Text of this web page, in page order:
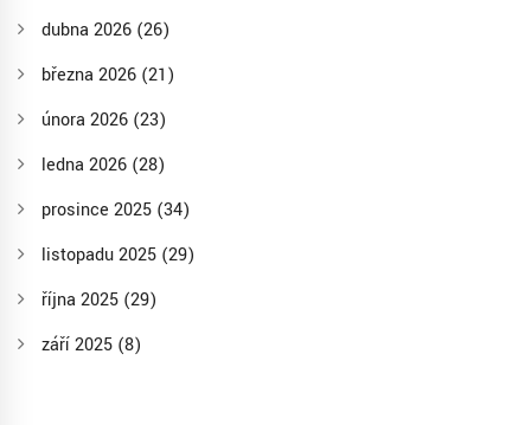
dubna 2026 (26)
března 2026 (21)
února 2026 (23)
ledna 2026 (28)
prosince 2025 (34)
listopadu 2025 (29)
října 2025 (29)
září 2025 (8)